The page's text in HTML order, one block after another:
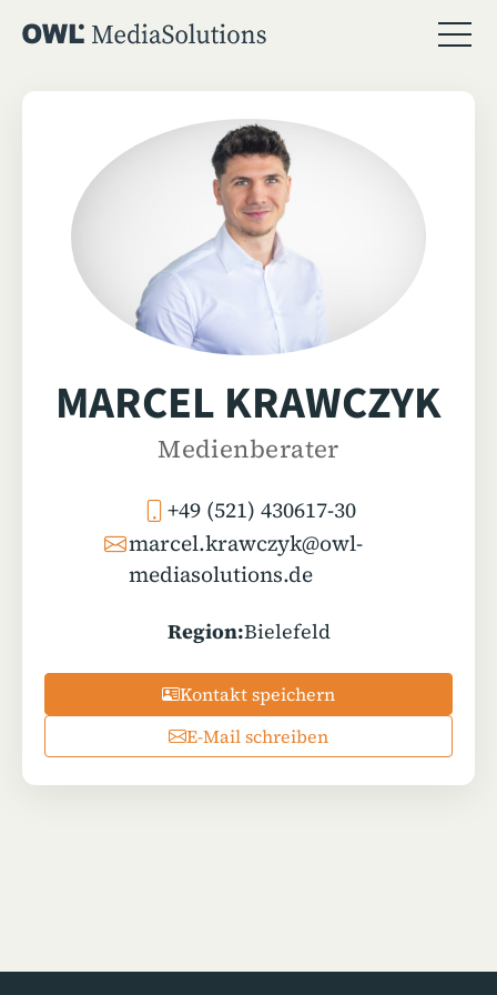
MARCEL KRAWCZYK
Medienberater
+49 (521) 430617-30
marcel.krawczyk@owl-
mediasolutions.de
Region:Bielefeld
Kontakt speichern
E-Mail schreiben